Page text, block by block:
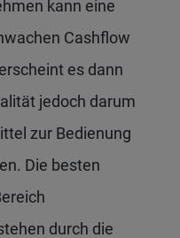
kann eine
Cashflow
es dann
jedoch darum
zur Bedienung
Die besten
durch die